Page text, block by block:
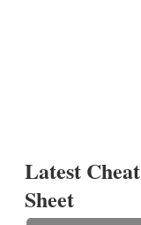
Latest Cheat
Sheet